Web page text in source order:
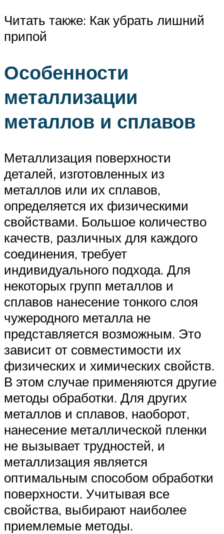
Читать также: Как убрать лишний
припой
Особенности
металлизации
металлов и сплавов
Металлизация поверхности
деталей, изготовленных из
металлов или их сплавов,
определяется их физическими
свойствами. Большое количество
качеств, различных для каждого
соединения, требует
индивидуального подхода. Для
некоторых групп металлов и
сплавов нанесение тонкого слоя
чужеродного металла не
представляется возможным. Это
зависит от совместимости их
физических и химических свойств.
В этом случае применяются другие
методы обработки. Для других
металлов и сплавов, наоборот,
нанесение металлической пленки
не вызывает трудностей, и
металлизация является
оптимальным способом обработки
поверхности. Учитывая все
свойства, выбирают наиболее
приемлемые методы.